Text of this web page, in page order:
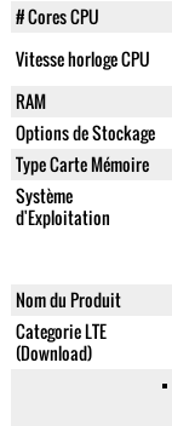
# Cores CPU
Vitesse horloge CPU
RAM
Options de Stockage
Type Carte Mémoire
Système
d'Exploitation
Nom du Produit
Categorie LTE
(Download)